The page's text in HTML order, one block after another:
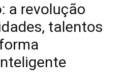
a revolução
talentos